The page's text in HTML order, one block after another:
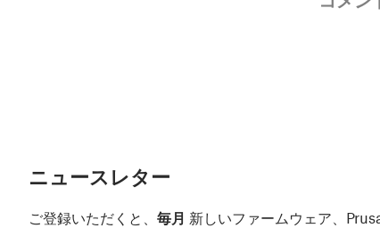
ニュースレター
ご登録いただくと、 毎月 新しいファームウェア、